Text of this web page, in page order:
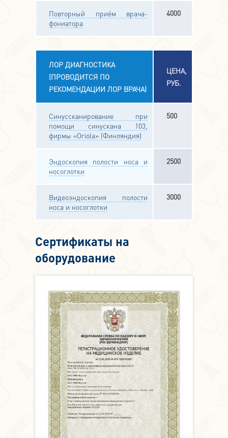
Повторный приём врача-
фониатора
4000
ЛОР ДИАГНОСТИКА
(ПРОВОДИТСЯ ПО
РЕКОМЕНДАЦИИ ЛОР ВРАЧА)
ЦЕНА,
РУБ.
Синуссканирование при
помощи синускана 103,
фирмы «Oriola» (Финляндия)
500
Эндоскопия полости носа и
носоглотки
2500
Видеоэндоскопия полости
носа и носоглотки
3000
Сертификаты на
оборудование